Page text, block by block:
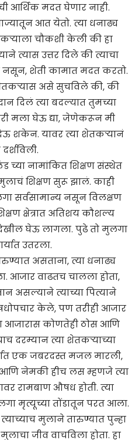
आर्थिक मदत घेणार नाही.
आत येतो. त्या धनाढ्य
चौकशी केली की हा
त्यास उत्तर दिले की त्याचा
नसून, शेती कामात मदत करतो.
असे सुचविले की, की
दिलं त्या बदल्यात तुमच्या
मला घेऊ द्या, जेणेकरून मी
शकेन. यावर त्या शेतकऱ्यानं
च्या नामांकित शिक्षण संस्थेत
शिक्षण सुरू झालं. काही
सर्वसामान्य नसून विलक्षण
क्षेत्रात अतिशय कौशल्य
घेऊ लागला. पुढे तो मुलगा
उतरला.
असताना, त्या धनाढ्य
आजार वाढतच चालला होता,
असल्याने त्याच्या पित्याने
केले, पण तरीही आजार
आजारास कोणतेही ठोस आणि
दरम्यान त्या शेतकऱ्याच्या
एक जबरदस्त मजल मारली,
नेमकी हीच लस म्हणजे त्या
रामबाण औषध होती. त्या
मृत्यूच्या तोंडातून परत आला.
मुलाने तारुण्यात पुन्हा
जीव वाचविला होता. हा